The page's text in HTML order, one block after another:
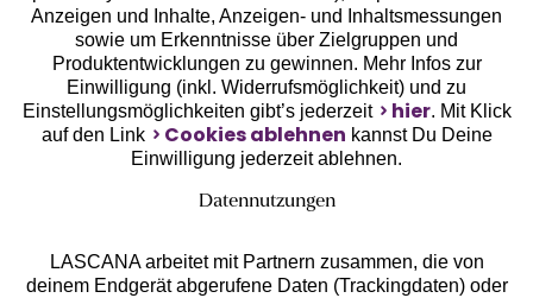
Unsere Apps
Anzeigen und Inhalte, Anzeigen- und Inhaltsmessungen
sowie um Erkenntnisse über Zielgruppen und
Produktentwicklungen zu gewinnen. Mehr Infos zur
Einwilligung (inkl. Widerrufsmöglichkeit) und zu
Einstellungsmöglichkeiten gibt’s jederzeit
hier. Mit Klick
auf den Link
Cookies ablehnen kannst Du Deine
Einwilligung jederzeit ablehnen.
Datennutzungen
LASCANA arbeitet mit Partnern zusammen, die von
deinem Endgerät abgerufene Daten (Trackingdaten) oder